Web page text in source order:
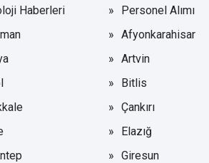
Haberleri Personel Alımı
Afyonkarahisar
Artvin
Bitlis
Çankırı
Elazığ
Giresun